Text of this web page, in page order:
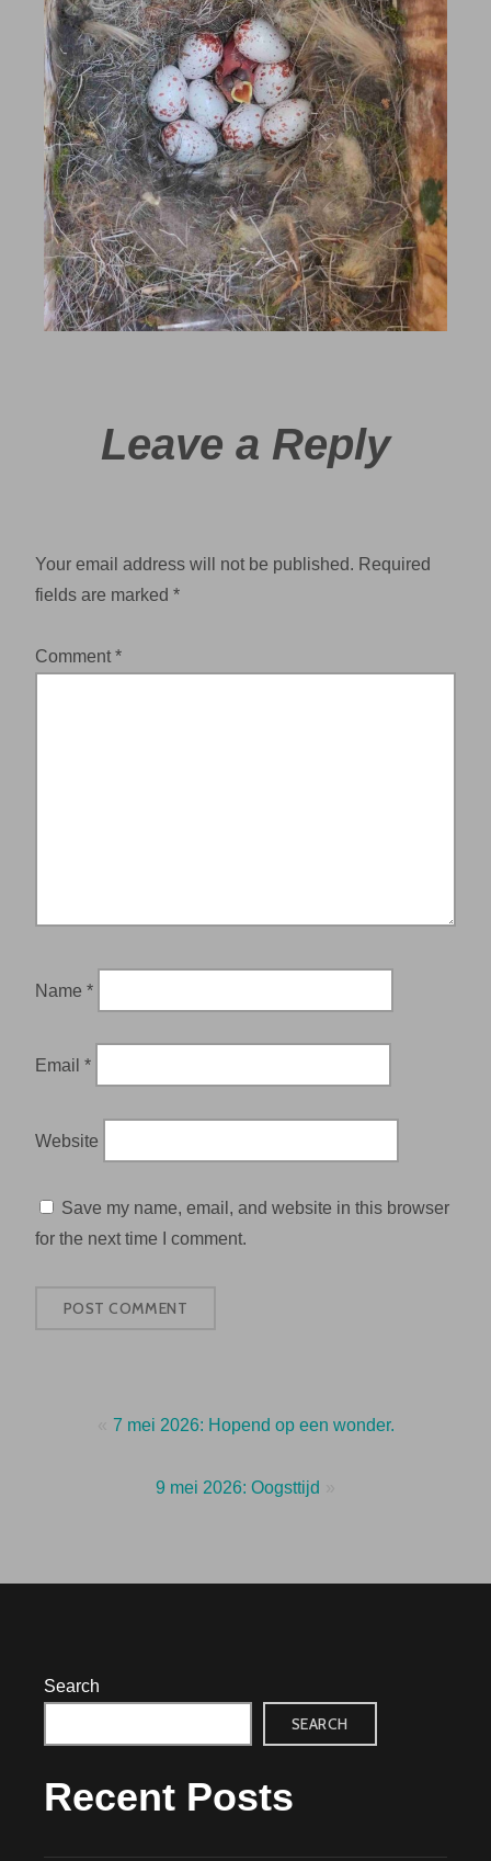
Leave a Reply
Your email address will not be published. Required
fields are marked *
Comment *
Name *
Email *
Website
Save my name, email, and website in this browser
for the next time I comment.
Post
navigation
7 mei 2026: Hopend op een wonder.
9 mei 2026: Oogsttijd
Search
SEARCH
Recent Posts